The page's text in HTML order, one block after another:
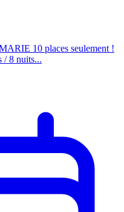
10 places seulement !
/ 8 nuits...